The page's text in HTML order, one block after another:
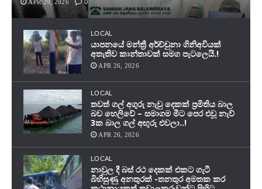
APR 29, 2026 0
LOCAL
යාපනයේ මන්ත්‍රී අර්ච්චුනා ගිනිඅවියක්
අතැතිව කාන්තාවක් සමග පැටලෙයි.!
APR 26, 2026
LOCAL
තවත් ගල් අගුරු නැවු දෙකක් ප‍්‍රමිතිය බාල
බව හෙලිවේ – සමාගම මීට පෙර එවූ නැව්
3ක බාල ගල් අඟුරු එවලා..!
APR 26, 2026
LOCAL
නාවුල දී බස් රථ දෙකක් එකට ගැටී
බිහිසුණු අනතුරක් -තනතුර අමතක කර